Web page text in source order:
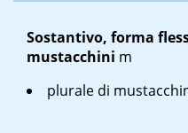
Sostantivo, forma
mustacchini m
plurale di